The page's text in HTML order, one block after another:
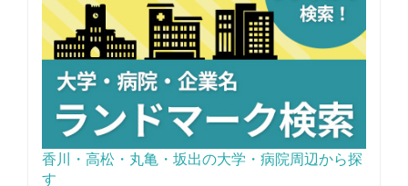
香川・高松・丸亀・坂出の大学・病院周辺から探
す